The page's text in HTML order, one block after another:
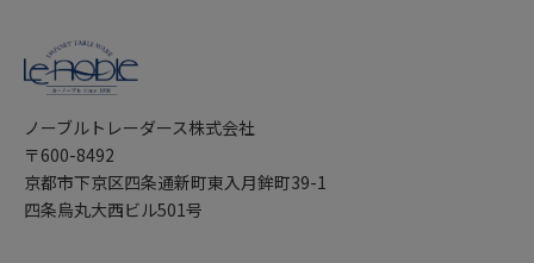
ノーブルトレーダース株式会社
〒600-8492
京都市下京区四条通新町東入月鉾町39-1
四条烏丸大西ビル501号